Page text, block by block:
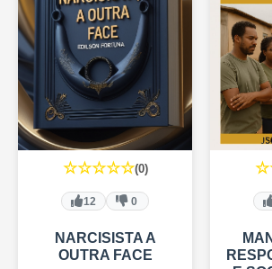
☆☆☆☆☆(0)
12 0
NARCISISTA A
OUTRA FACE